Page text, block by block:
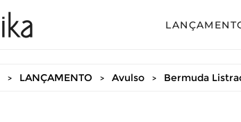
Conjunto
> LANÇAMENTO > Avulso > Bermuda